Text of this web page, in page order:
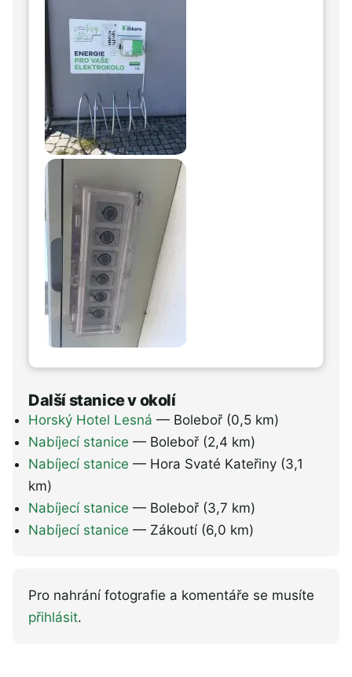
Další stanice v okolí
Horský Hotel Lesná — Boleboř (0,5 km)
Nabíjecí stanice — Boleboř (2,4 km)
Nabíjecí stanice — Hora Svaté Kateřiny (3,1
km)
Nabíjecí stanice — Boleboř (3,7 km)
Nabíjecí stanice — Zákoutí (6,0 km)
Pro nahrání fotografie a komentáře se musíte
přihlásit.